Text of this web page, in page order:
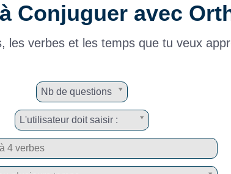
Conjuguer avec
les verbes et les temps que tu veux
Nb de questions
L'utilisateur doit saisir :